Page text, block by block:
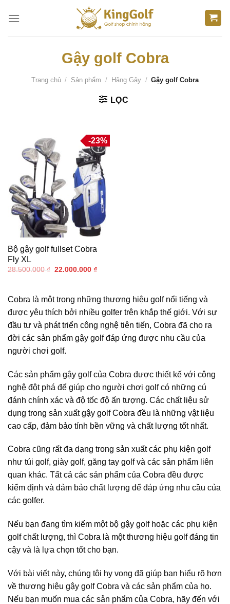
qua
Gậy golf Cobra
Trang chủ / Sản phẩm / Hãng Gậy / Gậy golf Cobra
LỌC
-23%
Thêm
vào
danh
sách
yêu
thích
Bộ gậy golf fullset Cobra
Fly XL
28.500.000₫ Giá
22.000.000 ₫Giá
22.000.000 ₫.
Cobra là một trong những thương hiệu golf nổi tiếng và
được yêu thích bởi nhiều golfer trên khắp thế giới. Với sự
đầu tư và phát triển công nghệ tiên tiến, Cobra đã cho ra
đời các sản phẩm gậy golf đáp ứng được nhu cầu của
người chơi golf.
Các sản phẩm gậy golf của Cobra được thiết kế với công
nghệ đột phá để giúp cho người chơi golf có những cú
đánh chính xác và độ tốc độ ấn tượng. Các chất liệu sử
dụng trong sản xuất gậy golf Cobra đều là những vật liệu
cao cấp, đảm bảo tính bền vững và chất lượng tốt nhất.
Cobra cũng rất đa dạng trong sản xuất các phụ kiện golf
như túi golf, giày golf, găng tay golf và các sản phẩm liên
quan khác. Tất cả các sản phẩm của Cobra đều được
kiểm định và đảm bảo chất lượng để đáp ứng nhu cầu của
các golfer.
Nếu bạn đang tìm kiếm một bộ gậy golf hoặc các phụ kiện
golf chất lượng, thì Cobra là một thương hiệu golf đáng tin
cậy và là lựa chọn tốt cho bạn.
Với bài viết này, chúng tôi hy vọng đã giúp bạn hiểu rõ hơn
về thương hiệu gậy golf Cobra và các sản phẩm của họ.
Nếu bạn muốn mua các sản phẩm của Cobra, hãy đến với